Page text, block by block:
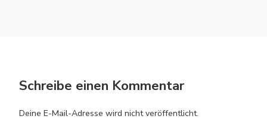
Schreibe einen Kommentar
Deine E-Mail-Adresse wird nicht veröffentlicht.